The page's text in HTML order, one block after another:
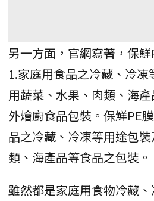
另一方面，官網寫著，保鮮
1.家庭用食品之冷藏、冷
用蔬菜、水果、肉類、海
外燴廚食品包裝。保鮮PE
品之冷藏、冷凍等用途包
類、海產品等食品之包裝。
雖然都是家庭用食物冷藏